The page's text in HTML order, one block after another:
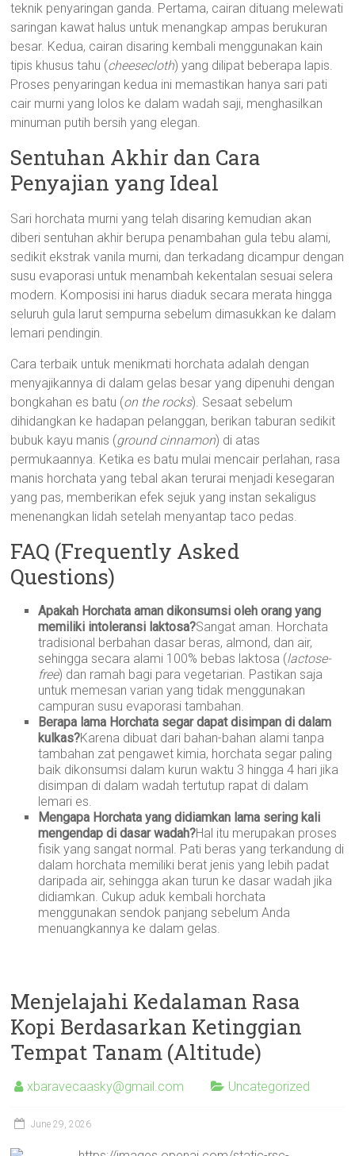
teknik penyaringan ganda. Pertama, cairan dituang melewati
saringan kawat halus untuk menangkap ampas berukuran
besar. Kedua, cairan disaring kembali menggunakan kain
tipis khusus tahu (cheesecloth) yang dilipat beberapa lapis.
Proses penyaringan kedua ini memastikan hanya sari pati
cair murni yang lolos ke dalam wadah saji, menghasilkan
minuman putih bersih yang elegan.
Sentuhan Akhir dan Cara
Penyajian yang Ideal
Sari horchata murni yang telah disaring kemudian akan
diberi sentuhan akhir berupa penambahan gula tebu alami,
sedikit ekstrak vanila murni, dan terkadang dicampur dengan
susu evaporasi untuk menambah kekentalan sesuai selera
modern. Komposisi ini harus diaduk secara merata hingga
seluruh gula larut sempurna sebelum dimasukkan ke dalam
lemari pendingin.
Cara terbaik untuk menikmati horchata adalah dengan
menyajikannya di dalam gelas besar yang dipenuhi dengan
bongkahan es batu (on the rocks). Sesaat sebelum
dihidangkan ke hadapan pelanggan, berikan taburan sedikit
bubuk kayu manis (ground cinnamon) di atas
permukaannya. Ketika es batu mulai mencair perlahan, rasa
manis horchata yang tebal akan terurai menjadi kesegaran
yang pas, memberikan efek sejuk yang instan sekaligus
menenangkan lidah setelah menyantap taco pedas.
FAQ (Frequently Asked
Questions)
Apakah Horchata aman dikonsumsi oleh orang yang
memiliki intoleransi laktosa?Sangat aman. Horchata
tradisional berbahan dasar beras, almond, dan air,
sehingga secara alami 100% bebas laktosa (lactose-
free) dan ramah bagi para vegetarian. Pastikan saja
untuk memesan varian yang tidak menggunakan
campuran susu evaporasi tambahan.
Berapa lama Horchata segar dapat disimpan di dalam
kulkas?Karena dibuat dari bahan-bahan alami tanpa
tambahan zat pengawet kimia, horchata segar paling
baik dikonsumsi dalam kurun waktu 3 hingga 4 hari jika
disimpan di dalam wadah tertutup rapat di dalam
lemari es.
Mengapa Horchata yang didiamkan lama sering kali
mengendap di dasar wadah?Hal itu merupakan proses
fisik yang sangat normal. Pati beras yang terkandung di
dalam horchata memiliki berat jenis yang lebih padat
daripada air, sehingga akan turun ke dasar wadah jika
didiamkan. Cukup aduk kembali horchata
menggunakan sendok panjang sebelum Anda
menuangkannya ke dalam gelas.
Menjelajahi Kedalaman Rasa
Kopi Berdasarkan Ketinggian
Tempat Tanam (Altitude)
xbaravecaasky@gmail.com Uncategorized
June 29, 2026